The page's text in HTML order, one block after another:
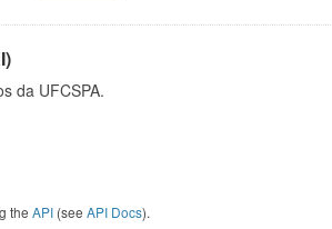
da UFCSPA.
the API (see API Docs).